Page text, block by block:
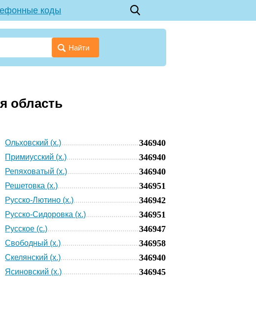
коды
Найти
область
Ольховский (х.) 346940
Примиусский (х.) 346940
Репяховатый (х.) 346940
Решетовка (х.) 346951
Русско-Лютино (х.) 346942
Русско-Сидоровка (х.) 346951
Русское (с.) 346947
Свободный (х.) 346958
Скелянский (х.) 346940
Ясиновский (х.) 346945